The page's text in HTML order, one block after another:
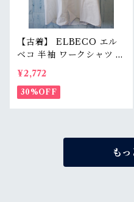
【古着】 ELBECO エル
ベコ 半袖 ワークシャツ L
（身幅63.5cm） ホワイト
白 ビッグシルエット オー
バーサイズ RankB
¥2,772
30%OFF
も